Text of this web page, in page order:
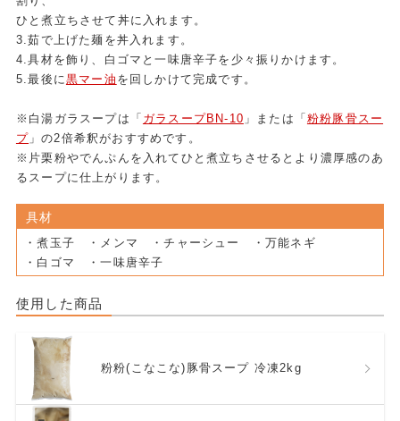
ひと煮立ちさせて丼に入れます。
3.茹で上げた麺を丼入れます。
4.具材を飾り、白ゴマと一味唐辛子を少々振りかけます。
5.最後に黒マー油 を回しかけて完成です。
※白湯ガラスープは「 ガラスープBN-10 」または「 粉粉豚骨スー
プ 」の2倍希釈がおすすめです。
※片栗粉やでんぷんを入れてひと煮立ちさせるとより濃厚感のあ
るスープに仕上がります。
具材
・煮玉子 ・メンマ ・チャーシュー ・万能ネギ
・白ゴマ ・一味唐辛子
使用した商品
粉粉(こなこな)豚骨スープ 冷凍2kg